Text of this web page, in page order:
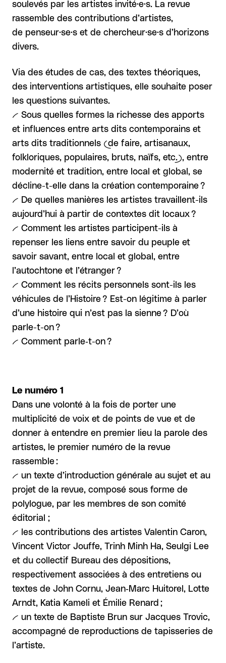
soulevés par les artistes invité·e·s. La revue
rassemble des contributions d’artistes,
de penseur·se·s et de chercheur·se·s d’horizons
divers.
Via des études de cas, des textes théoriques,
des interventions artistiques, elle souhaite poser
les questions suivantes.
-- Sous quelles formes la richesse des apports
et influences entre arts dits contemporains et
arts dits traditionnels (de faire, artisanaux,
folkloriques, populaires, bruts, naïfs, etc.), entre
modernité et tradition, entre local et global, se
décline-t-elle dans la création contemporaine ?
-- De quelles manières les artistes travaillent-ils
aujourd’hui à partir de contextes dit locaux ?
-- Comment les artistes participent-ils à
repenser les liens entre savoir du peuple et
savoir savant, entre local et global, entre
l’autochtone et l’étranger ?
-- Comment les récits personnels sont-ils les
véhicules de l’Histoire ? Est-on légitime à parler
d’une histoire qui n’est pas la sienne ? D’où
parle-t-on ?
-- Comment parle‑t-on ?
Le numéro 1
Dans une volonté à la fois de porter une
multiplicité de voix et de points de vue et de
donner à entendre en premier lieu la parole des
artistes, le premier numéro de la revue
rassemble :
-- un texte d’introduction générale au sujet et au
projet de la revue, composé sous forme de
polylogue, par les membres de son comité
éditorial ;
-- les contributions des artistes Valentin Caron,
Vincent Victor Jouffe, Trinh Minh Ha, Seulgi Lee
et du collectif Bureau des dépositions,
respectivement associées à des entretiens ou
textes de John Cornu, Jean‑Marc Huitorel, Lotte
Arndt, Katia Kameli et Émilie Renard ;
-- un texte de Baptiste Brun sur Jacques Trovic,
accompagné de reproductions de tapisseries de
l’artiste.